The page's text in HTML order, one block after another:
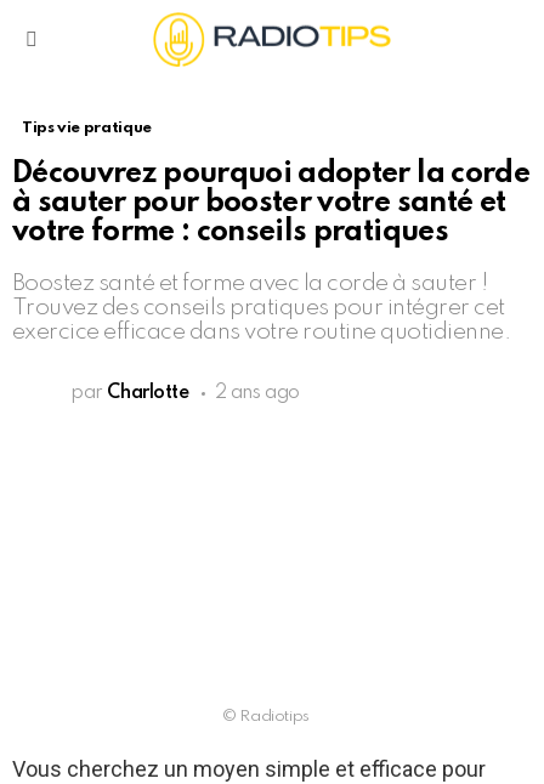
Tips vie pratique
Découvrez pourquoi adopter la corde
à sauter pour booster votre santé et
votre forme : conseils pratiques
Boostez santé et forme avec la corde à sauter !
Trouvez des conseils pratiques pour intégrer cet
exercice efficace dans votre routine quotidienne.
par Charlotte 2 ans ago
© Radiotips
Vous cherchez un moyen simple et efficace pour